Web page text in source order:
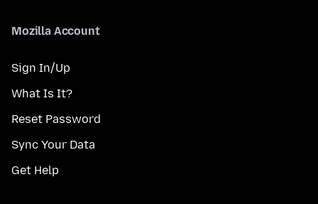
Mozilla Account
Sign In/Up
What Is It?
Reset Password
Sync Your Data
Get Help